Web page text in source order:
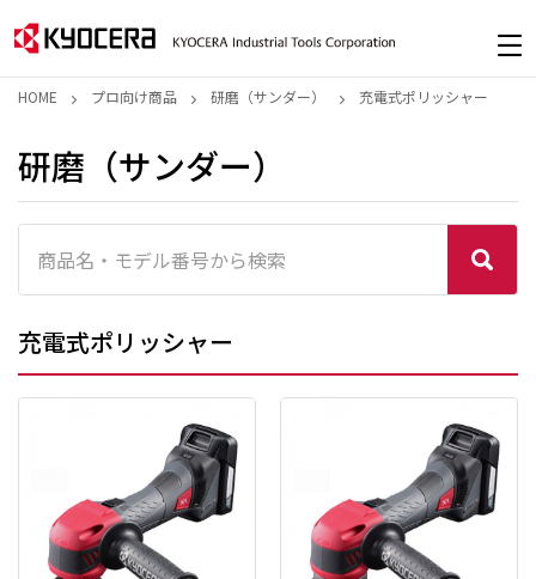
HOME プロ向け商品 研磨（サンダー） 充電式ポリッシャー
研磨（サンダー）
充電式ポリッシャー